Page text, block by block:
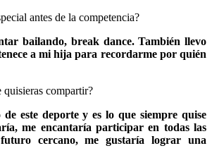
antes de la competencia?
bailando, break dance. También llevo
a mi hija para recordarme por quién
quisieras compartir?
de este deporte y es lo que siempre quise
me encantaría participar en todas las
cercano, me gustaría lograr una